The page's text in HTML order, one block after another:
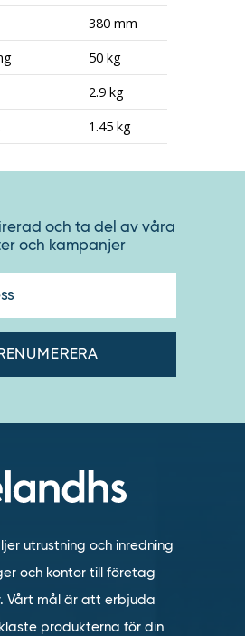
380 mm
50 kg
2.9 kg
1.45 kg
och ta del av våra
och kampanjer
utrustning och inredning
och kontor till företag
Vårt mål är att erbjuda
produkterna för din